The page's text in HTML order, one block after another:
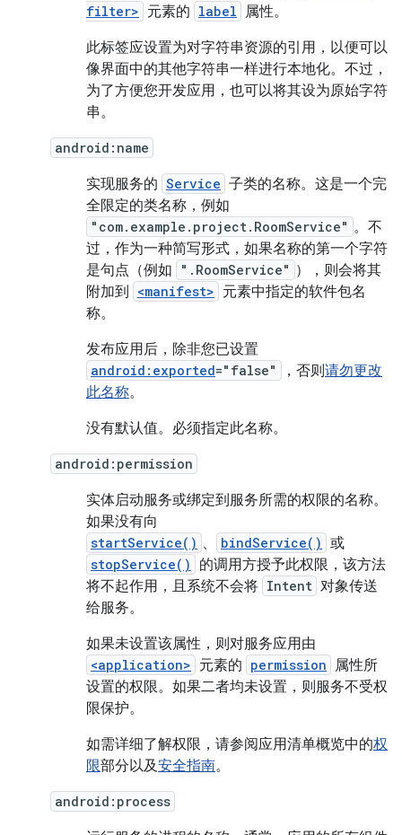
filter> 元素的 label 属性。
此标签应设置为对字符串资源的引用，以便可以
像界面中的其他字符串一样进行本地化。不过，
为了方便您开发应用，也可以将其设为原始字符
串。
android:name
实现服务的 Service 子类的名称。这是一个完
全限定的类名称，例如
"com.example.project.RoomService" 。不
过，作为一种简写形式，如果名称的第一个字符
是句点（例如
".RoomService" ），则会将其
附加到
<manifest> 元素中指定的软件包名
称。
发布应用后，除非您已设置
android:exported="false" ，否则请勿更改
此名称。
没有默认值。必须指定此名称。
android:permission
实体启动服务或绑定到服务所需的权限的名称。
如果没有向
startService() 、 bindService() 或
stopService()
的调用方授予此权限，该方法
将不起作用，且系统不会将 Intent 对象传送
给服务。
如果未设置该属性，则对服务应用由
<application> 元素的 permission 属性所
设置的权限。如果二者均未设置，则服务不受权
限保护。
如需详细了解权限，请参阅应用清单概览中的权
限部分以及安全指南。
android:process